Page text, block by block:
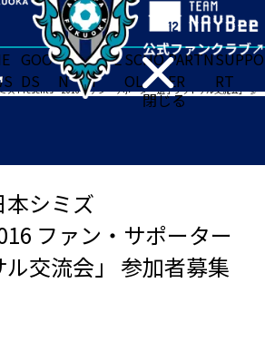
閉じる
GOO
DS
FA
N
ACADE
MY
SCHO
OL
PARTN
ER
SUPPO
RT
Presents「2016 ファン・サポーター 選手フットサル交流会」 参加者募集
シミズ
ファン・サポーター
交流会」 参加者募集